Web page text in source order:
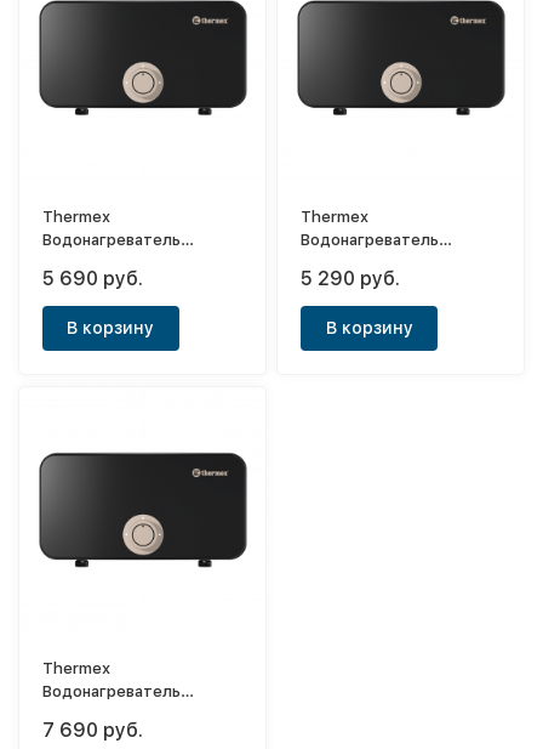
Thermex
Водонагреватель
проточный Onyx 8000
5 690 руб.
В корзину
Thermex
Водонагреватель
проточный Onyx 6500
5 290 руб.
В корзину
Thermex
Водонагреватель
проточный Onyx 10000
7 690 руб.